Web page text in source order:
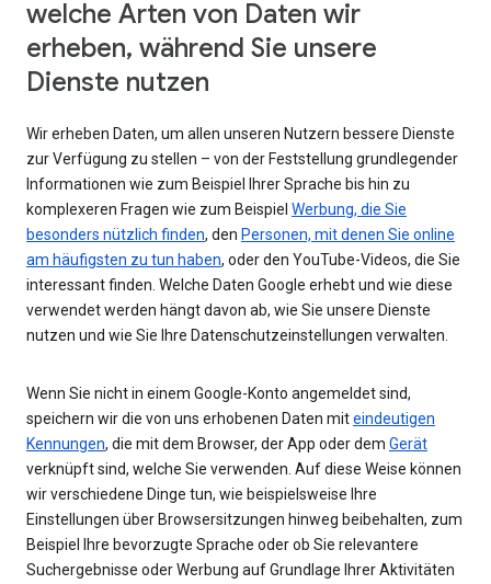
welche Arten von Daten wir
erheben, während Sie unsere
Dienste nutzen
Wir erheben Daten, um allen unseren Nutzern bessere Dienste
zur Verfügung zu stellen – von der Feststellung grundlegender
Informationen wie zum Beispiel Ihrer Sprache bis hin zu
komplexeren Fragen wie zum Beispiel Werbung, die Sie
besonders nützlich finden, den Personen, mit denen Sie online
am häufigsten zu tun haben, oder den YouTube-Videos, die Sie
interessant finden. Welche Daten Google erhebt und wie diese
verwendet werden hängt davon ab, wie Sie unsere Dienste
nutzen und wie Sie Ihre Datenschutzeinstellungen verwalten.
Wenn Sie nicht in einem Google-Konto angemeldet sind,
speichern wir die von uns erhobenen Daten miteindeutigen
Kennungen, die mit dem Browser, der App oder dem Gerät
verknüpft sind, welche Sie verwenden. Auf diese Weise können
wir verschiedene Dinge tun, wie beispielsweise Ihre
Einstellungen über Browsersitzungen hinweg beibehalten, zum
Beispiel Ihre bevorzugte Sprache oder ob Sie relevantere
Suchergebnisse oder Werbung auf Grundlage Ihrer Aktivitäten